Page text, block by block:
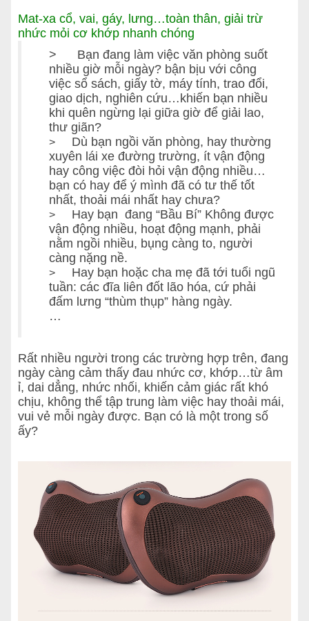
Mat-xa cổ, vai, gáy, lưng…toàn thân, giải trừ
nhức mỏi cơ khớp nhanh chóng
> Bạn đang làm việc văn phòng suốt
nhiều giờ mỗi ngày? bận bịu với công
việc sổ sách, giấy tờ, máy tính, trao đổi,
giao dịch, nghiên cứu…khiến bạn nhiều
khi quên ngừng lại giữa giờ để giải lao,
thư giãn?
> Dù bạn ngồi văn phòng, hay thường
xuyên lái xe đường trường, ít vận động
hay công việc đòi hỏi vận động nhiều…
bạn có hay để ý mình đã có tư thế tốt
nhất, thoải mái nhất hay chưa?
> Hay bạn đang “Bầu Bí” Không được
vận động nhiều, hoạt động mạnh, phải
nằm ngồi nhiều, bụng càng to, người
càng nặng nề.
> Hay bạn hoặc cha mẹ đã tới tuổi ngũ
tuần: các đĩa liên đốt lão hóa, cứ phải
đấm lưng “thùm thụp” hàng ngày.
…
Rất nhiều người trong các trường hợp trên, đang
ngày càng cảm thấy đau nhức cơ, khớp…từ âm
ỉ, dai dẳng, nhức nhối, khiến cảm giác rất khó
chịu, không thể tập trung làm việc hay thoải mái,
vui vẻ mỗi ngày được. Bạn có là một trong số
ấy?